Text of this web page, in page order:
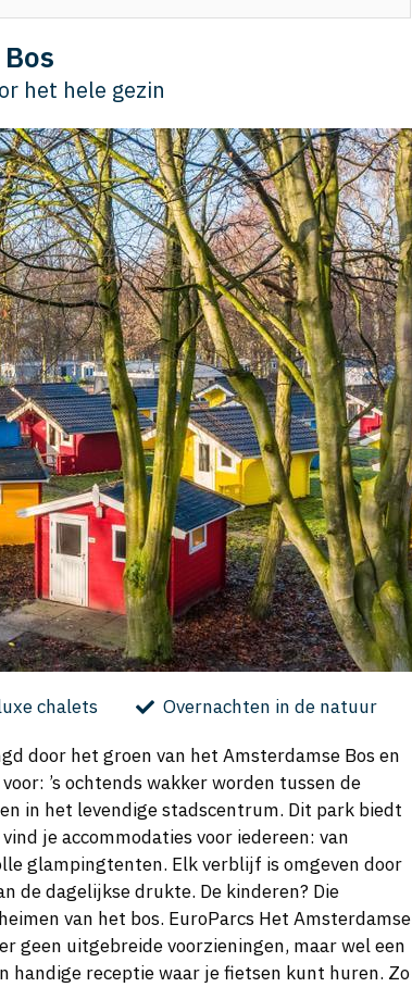
het hele gezin
chalets Overnachten in de natuur
door het groen van het Amsterdamse Bos en
’s ochtends wakker worden tussen de
in het levendige stadscentrum. Dit park biedt
je accommodaties voor iedereen: van
glampingtenten. Elk verblijf is omgeven door
de dagelijkse drukte. De kinderen? Die
van het bos. EuroParcs Het Amsterdamse
geen uitgebreide voorzieningen, maar wel een
handige receptie waar je fietsen kunt huren. Zo